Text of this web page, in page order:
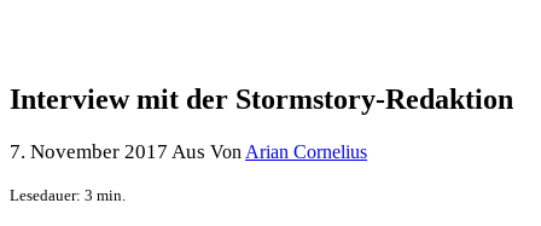
Interview mit der Stormstory-Redaktion
7. November 2017 Aus Von Arian Cornelius
Lesedauer: 3 min.